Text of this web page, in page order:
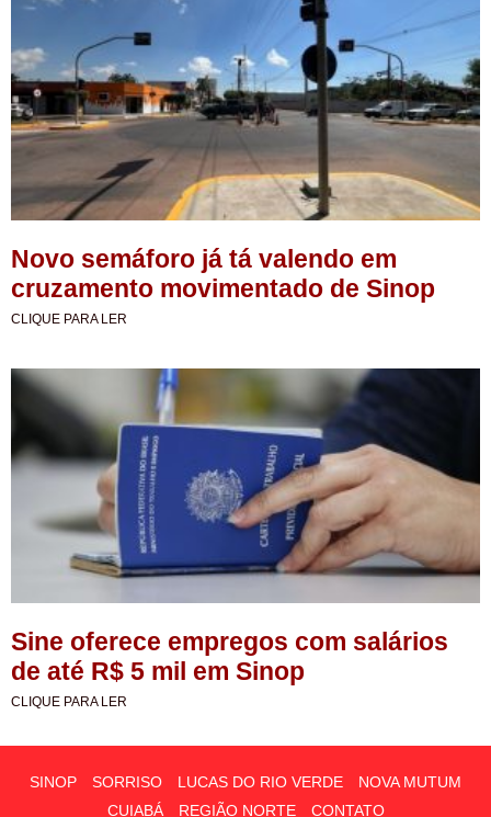
Novo semáforo já tá valendo em
cruzamento movimentado de Sinop
CLIQUE PARA LER
Sine oferece empregos com salários
de até R$ 5 mil em Sinop
CLIQUE PARA LER
SINOP SORRISO LUCAS DO RIO VERDE
NOVA MUTUM
CUIABÁ
REGIÃO NORTE CONTATO